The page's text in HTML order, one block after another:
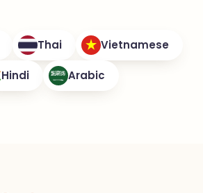
Thai Vietnamese
Hindi Arabic